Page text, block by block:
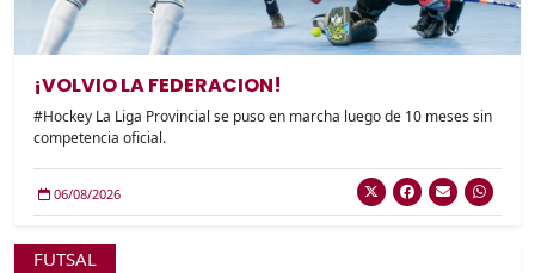
¡VOLVIO LA FEDERACION!
#Hockey La Liga Provincial se puso en marcha luego de 10 meses sin
competencia oficial.
06/08/2026
FUTSAL